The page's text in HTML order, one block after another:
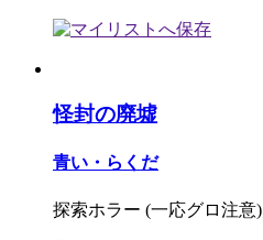
怪封の廃墟
青い・らくだ
探索ホラー (一応グロ注意)